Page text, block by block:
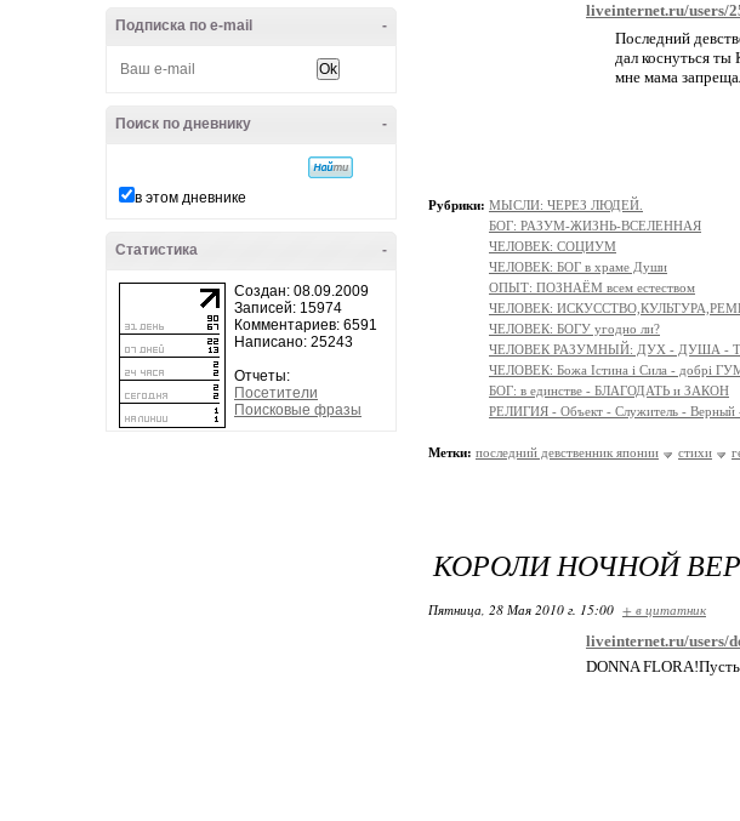
-
Подписка по e-mail
-
Поиск по дневнику
в этом дневнике
-
Статистика
Создан: 08.09.2009
Записей: 15974
Комментариев: 6591
Написано: 25243
Отчеты:
Посетители
Поисковые фразы
liveinternet.ru/users/
Последний
дал коснуться
мне мама
Рубрики: МЫСЛИ: ЧЕРЕЗ ЛЮДЕЙ.
БОГ: РАЗУМ-ЖИЗНЬ-ВСЕЛЕННАЯ
ЧЕЛОВЕК: СОЦИУМ
ЧЕЛОВЕК: БОГ в храме Души
ОПЫТ: ПОЗНАЁМ всем естеством
ЧЕЛОВЕК:
ЧЕЛОВЕК: БОГУ угодно ли?
ЧЕЛОВЕК РАЗУМНЫЙ: ДУХ - ДУША -
ЧЕЛОВЕК: Божа Істина і Сила - добрі
БОГ: в единстве - БЛАГОДАТЬ и ЗАКОН
РЕЛИГИЯ - Объект - Служитель - Верный
Метки: последний девственник японии стихи
КОРОЛИ НОЧНОЙ
Пятница, 28 Мая 2010 г. 15:00 + в цитатник
liveinternet.ru/users/
DONNA